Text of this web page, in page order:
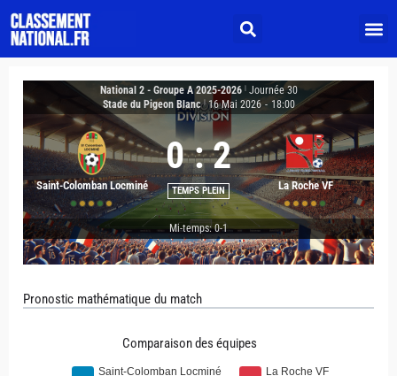
National 2 - Groupe A 2025-2026
Journée 30
Stade du Pigeon Blanc | 16 Mai 2026 - 18:00
Saint-Colomban Locminé
0 : 2
TEMPS PLEIN La Roche VF
Mi-temps: 0-1
Pronostic mathématique du match
Comparaison des équipes